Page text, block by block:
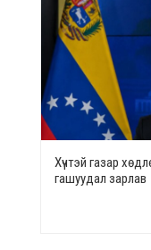
Хүчтэй газар
гашуудал зарлав